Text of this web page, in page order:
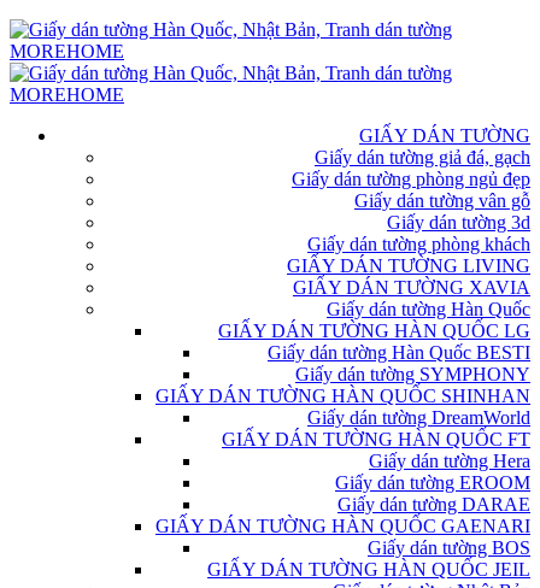
GIẤY DÁN TƯỜNG
Giấy dán tường giả đá, gạch
Giấy dán tường phòng ngủ đẹp
Giấy dán tường vân gỗ
Giấy dán tường 3d
Giấy dán tường phòng khách
GIẤY DÁN TƯỜNG LIVING
GIẤY DÁN TƯỜNG XAVIA
Giấy dán tường Hàn Quốc
GIẤY DÁN TƯỜNG HÀN QUỐC LG
Giấy dán tường Hàn Quốc BESTI
Giấy dán tường SYMPHONY
GIẤY DÁN TƯỜNG HÀN QUỐC SHINHAN
Giấy dán tường DreamWorld
GIẤY DÁN TƯỜNG HÀN QUỐC FT
Giấy dán tường Hera
Giấy dán tường EROOM
Giấy dán tường DARAE
GIẤY DÁN TƯỜNG HÀN QUỐC GAENARI
Giấy dán tường BOS
GIẤY DÁN TƯỜNG HÀN QUỐC JEIL